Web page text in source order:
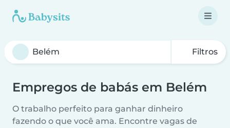
Filtros
Empregos de babás em Belém
O trabalho perfeito para ganhar dinheiro
fazendo o que você ama. Encontre vagas de